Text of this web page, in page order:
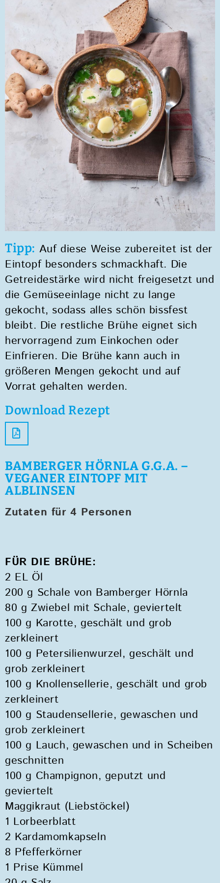
Tipp: Auf diese Weise zubereitet ist der
Eintopf besonders schmackhaft. Die
Getreidestärke wird nicht freigesetzt und
die Gemüseeinlage nicht zu lange
gekocht, sodass alles schön bissfest
bleibt. Die restliche Brühe eignet sich
hervorragend zum Einkochen oder
Einfrieren. Die Brühe kann auch in
größeren Mengen gekocht und auf
Vorrat gehalten werden.
Download Rezept
BAMBERGER HÖRNLA G.G.A. –
VEGANER EINTOPF MIT
ALBLINSEN
Zutaten für 4 Personen
FÜR DIE BRÜHE:
2 EL Öl
200 g Schale von Bamberger Hörnla
80 g Zwiebel mit Schale, geviertelt
100 g Karotte, geschält und grob
zerkleinert
100 g Petersilienwurzel, geschält und
grob zerkleinert
100 g Knollensellerie, geschält und grob
zerkleinert
100 g Staudensellerie, gewaschen und
grob zerkleinert
100 g Lauch, gewaschen und in Scheiben
geschnitten
100 g Champignon, geputzt und
geviertelt
Maggikraut (Liebstöckel)
1 Lorbeerblatt
2 Kardamomkapseln
8 Pfefferkörner
1 Prise Kümmel